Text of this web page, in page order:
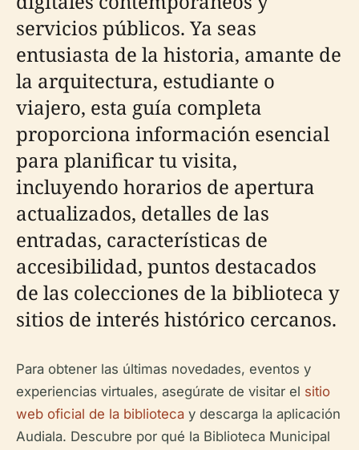
servicios públicos. Ya seas
entusiasta de la historia, amante de
la arquitectura, estudiante o
viajero, esta guía completa
proporciona información esencial
para planificar tu visita,
incluyendo horarios de apertura
actualizados, detalles de las
entradas, características de
accesibilidad, puntos destacados
de las colecciones de la biblioteca y
sitios de interés histórico cercanos.
Para obtener las últimas novedades, eventos y
experiencias virtuales, asegúrate de visitar el sitio
web oficial de la biblioteca y descarga la aplicación
Audiala. Descubre por qué la Biblioteca Municipal